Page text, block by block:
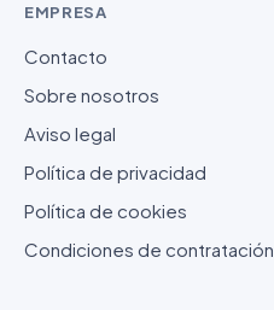
EMPRESA
Contacto
Sobre nosotros
Aviso legal
Política de privacidad
Política de cookies
Condiciones de contratación